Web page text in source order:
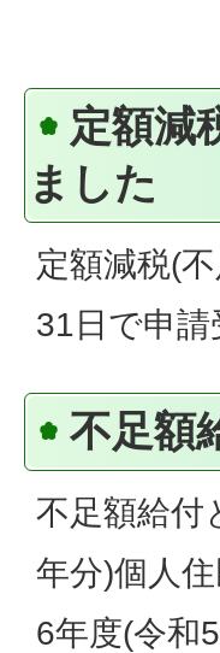
定額減
ました
定額減税(
31日で申
不足額
不足額給付
年分)個人
6年度(令和